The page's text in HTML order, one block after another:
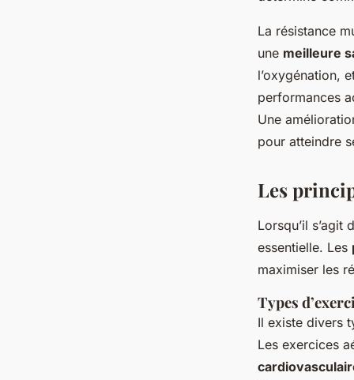
La résistance
une meilleure
l’oxygénation,
performances
Une
pour atteindre
Les
Lorsqu’il
essentielle. Les
maximiser les
Types
Il existe divers
Les exercices